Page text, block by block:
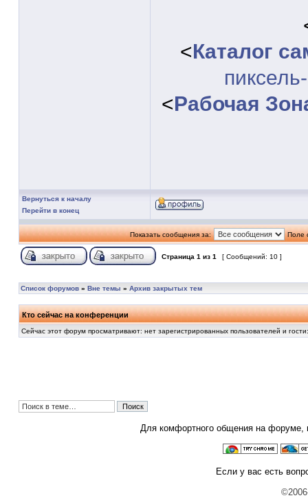
<Каталог
<Рабочая
Вернуться к началу
Перейти в конец
Показать сообщения за: Поле
Страница 1 из 1 [ Сообщений: 10 ]
Список форумов » Вне темы » Архив закрытых тем
Кто сейчас на конференции
Сейчас этот форум просматривают: нет зарегистрированных пользователей и
Для комфортного общения на форуме,
Если у вас есть